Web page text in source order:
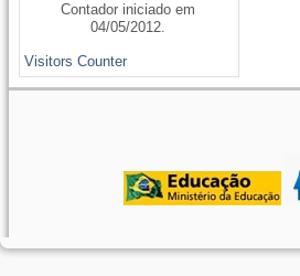
Contador iniciado em
04/05/2012.
Visitors Counter